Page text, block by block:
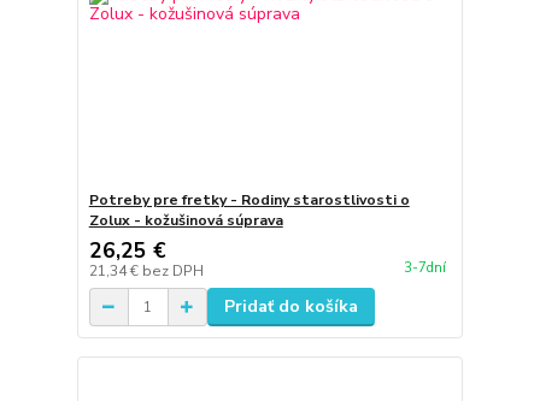
Potreby pre fretky - Rodiny starostlivosti o
Zolux - kožušinová súprava
26,25 €
21,34 € bez DPH 3-7dní
Pridať do košíka